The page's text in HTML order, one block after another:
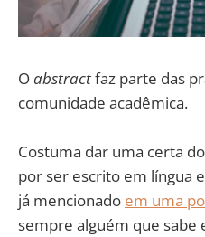
Oabstractfaz parte das
comunidade acadêmica.
Costuma dar uma certa
por ser escrito em língua
já mencionado em uma
sempre alguém que sabe